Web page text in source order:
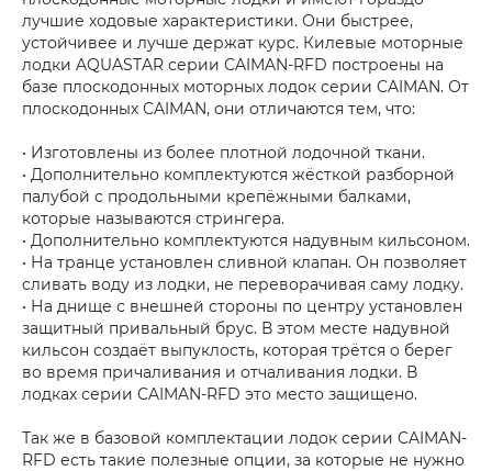
лучшие ходовые характеристики. Они быстрее,
устойчивее и лучше держат курс. Килевые моторные
лодки AQUASTAR серии CAIMAN-RFD построены на
базе плоскодонных моторных лодок серии CAIMAN. От
плоскодонных CAIMAN, они отличаются тем, что:
• Изготовлены из более плотной лодочной ткани.
• Дополнительно комплектуются жёсткой разборной
палубой с продольными крепёжными балками,
которые называются стрингера.
• Дополнительно комплектуются надувным кильсоном.
• На транце установлен сливной клапан. Он позволяет
сливать воду из лодки, не переворачивая саму лодку.
• На днище с внешней стороны по центру установлен
защитный привальный брус. В этом месте надувной
кильсон создаёт выпуклость, которая трётся о берег
во время причаливания и отчаливания лодки. В
лодках серии CAIMAN-RFD это место защищено.
Так же в базовой комплектации лодок серии CAIMAN-
RFD есть такие полезные опции, за которые не нужно